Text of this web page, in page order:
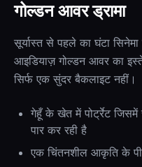
गोल्डन आवर ड्रामा
सूर्यास्त से पहले का घंटा
आइडियाज़ गोल्डन आवर का
सिर्फ एक सुंदर बैकलाइट नहीं।
गेहूँ के खेत में पोर्ट्रेट
पार कर रही है
एक चिंतनशील आकृति के